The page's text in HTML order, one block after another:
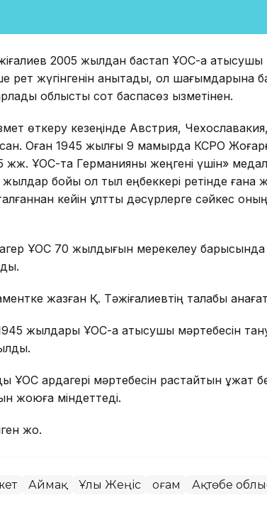
2005 жылдан бастап ҰОС-қа қатысушы
рет жүгінгенін анықтады, ол шағымдарына
облыстық сот баспасөз қызметінен.
өткеру кезеңінде Австрия,
Оған 1945 жылғы 9 мамырда КСРО
ҰОС-та Германияны жеңгені үшін»
бойы ол тыл еңбеккері ретінде ғана
кейін ұлттық дәсүрлерге сәйкес оның
ҰОС 70 жылдығын мерекелеу барысында
жазған Қ. Тәжіғалиевтің талабы
жылдары ҰОС-қа қатысушы мәртебесін
ҰОС ардагері мәртебесін растайтын құжат
жоюға міндеттеді.
жоқ.
Аймақ Ұлы Жеңіс Қоғам Ақтөбе